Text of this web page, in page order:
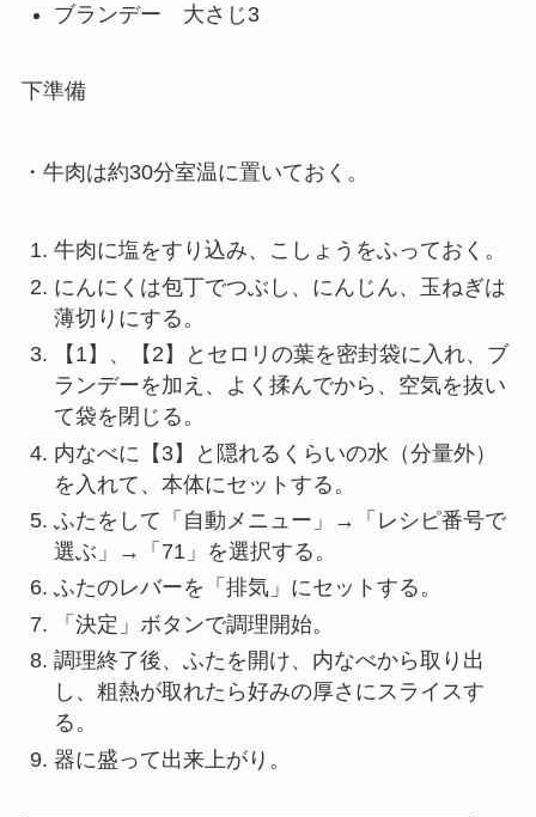
ブランデー 大さじ3
下準備
・牛肉は約30分室温に置いておく。
牛肉に塩をすり込み、こしょうをふっておく。
にんにくは包丁でつぶし、にんじん、玉ねぎは
薄切りにする。
【1】、【2】とセロリの葉を密封袋に入れ、ブ
ランデーを加え、よく揉んでから、空気を抜い
て袋を閉じる。
内なべに【3】と隠れるくらいの水（分量外）
を入れて、本体にセットする。
ふたをして「自動メニュー」→「レシピ番号で
選ぶ」→「71」を選択する。
ふたのレバーを「排気」にセットする。
「決定」ボタンで調理開始。
調理終了後、ふたを開け、内なべから取り出
し、粗熱が取れたら好みの厚さにスライスす
る。
器に盛って出来上がり。